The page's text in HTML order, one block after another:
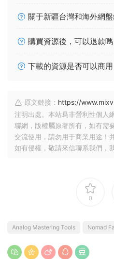
關于新疆台灣和海外網
購買資源後，可以退款嗎
下載的資源是否可以商用
原文鏈接： https://
注明出處。本站爲非營利性個人
聯網，版權屬原著所有，如有需
交流使用，請勿用于商業用途！
如有侵權，敬請來信聯系我們，
0
Analog Mastering Tools Nomad